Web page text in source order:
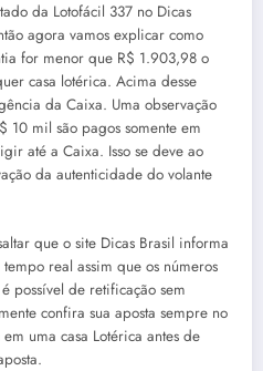
da Lotofácil 337 no Dicas
agora vamos explicar como
for menor que R$ 1.903,98 o
casa lotérica. Acima desse
da Caixa. Uma observação
10 mil são pagos somente em
até a Caixa. Isso se deve ao
da autenticidade do volante
que o site Dicas Brasil informa
real assim que os números
possível de retificação sem
confira sua aposta sempre no
uma casa Lotérica antes de